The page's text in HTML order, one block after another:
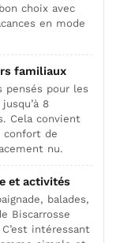
choix avec
en mode
familiaux
pensés pour les
8
Cela convient
confort de
nu.
et activités
balades,
Biscarrosse
intéressant